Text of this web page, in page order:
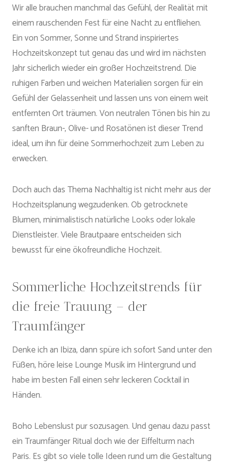
Wir alle brauchen manchmal das Gefühl, der Realität mit
einem rauschenden Fest für eine Nacht zu entfliehen.
Ein von Sommer, Sonne und Strand inspiriertes
Hochzeitskonzept tut genau das und wird im nächsten
Jahr sicherlich wieder ein großer Hochzeitstrend. Die
ruhigen Farben und weichen Materialien sorgen für ein
Gefühl der Gelassenheit und lassen uns von einem weit
entfernten Ort träumen. Von neutralen Tönen bis hin zu
sanften Braun-, Olive- und Rosatönen ist dieser Trend
ideal, um ihn für deine Sommerhochzeit zum Leben zu
erwecken.
Doch auch das Thema Nachhaltig ist nicht mehr aus der
Hochzeitsplanung wegzudenken. Ob getrocknete
Blumen, minimalistisch natürliche Looks oder lokale
Dienstleister. Viele Brautpaare entscheiden sich
bewusst für eine ökofreundliche Hochzeit.
Sommerliche Hochzeitstrends für
die freie Trauung – der
Traumfänger
Denke ich an Ibiza, dann spüre ich sofort Sand unter den
Füßen, höre leise Lounge Musik im Hintergrund und
habe im besten Fall einen sehr leckeren Cocktail in
Händen.
Boho Lebenslust pur sozusagen. Und genau dazu passt
ein Traumfänger Ritual doch wie der Eiffelturm nach
Paris. Es gibt so viele tolle Ideen rund um die Gestaltung